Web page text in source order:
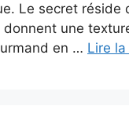
Le secret
donnent une
en … Lire